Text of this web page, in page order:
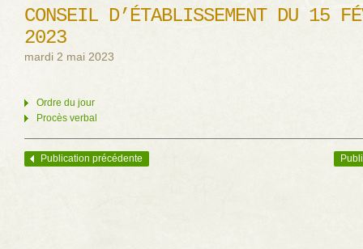
CONSEIL D’ÉTABLISSEMENT DU 15
2023
mardi 2 mai 2023
Ordre du jour
Procès verbal
Navigation des articles
Publication précédente